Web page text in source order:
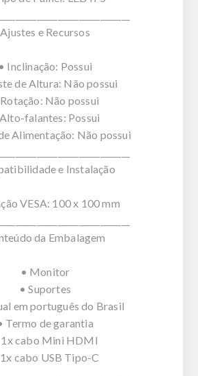
Ajustes e Recursos
• Inclinação: Possui
de Altura: Não possui
Não possui
falantes: Possui
Alimentação: Não possui
e Instalação
VESA: 100 x 100 mm
da Embalagem
• Monitor
• Suportes
em português do Brasil
Termo de garantia
1x cabo Mini HDMI
cabo USB Tipo-C